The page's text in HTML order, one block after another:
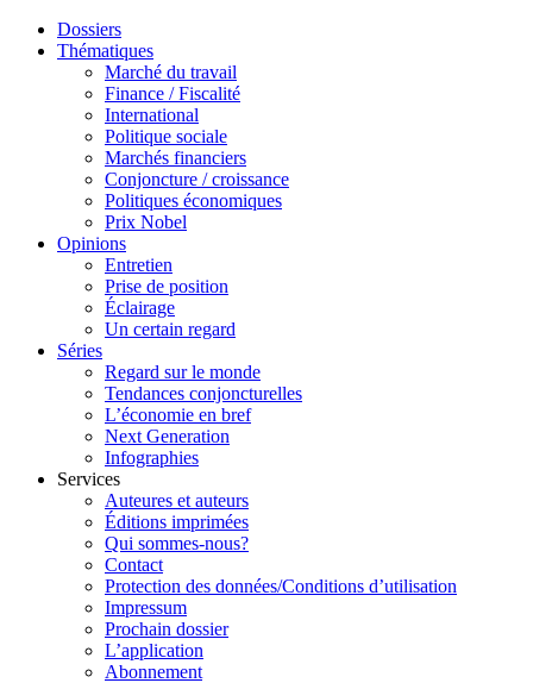
Dossiers
Thématiques
Marché du travail
Finance / Fiscalité
International
Politique sociale
Marchés financiers
Conjoncture / croissance
Politiques économiques
Prix Nobel
Opinions
Entretien
Prise de position
Éclairage
Un certain regard
Séries
Regard sur le monde
Tendances conjoncturelles
L’économie en bref
Next Generation
Infographies
Services
Auteures et auteurs
Éditions imprimées
Qui sommes-nous?
Contact
Protection des données/Conditions d’utilisation
Impressum
Prochain dossier
L’application
Abonnement